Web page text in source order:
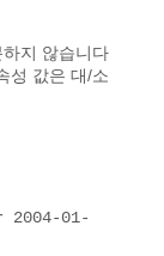
지 않습니다
성 값은 대/소